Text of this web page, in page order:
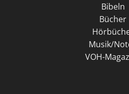
Bibeln
Bücher
Musik/
VOH-